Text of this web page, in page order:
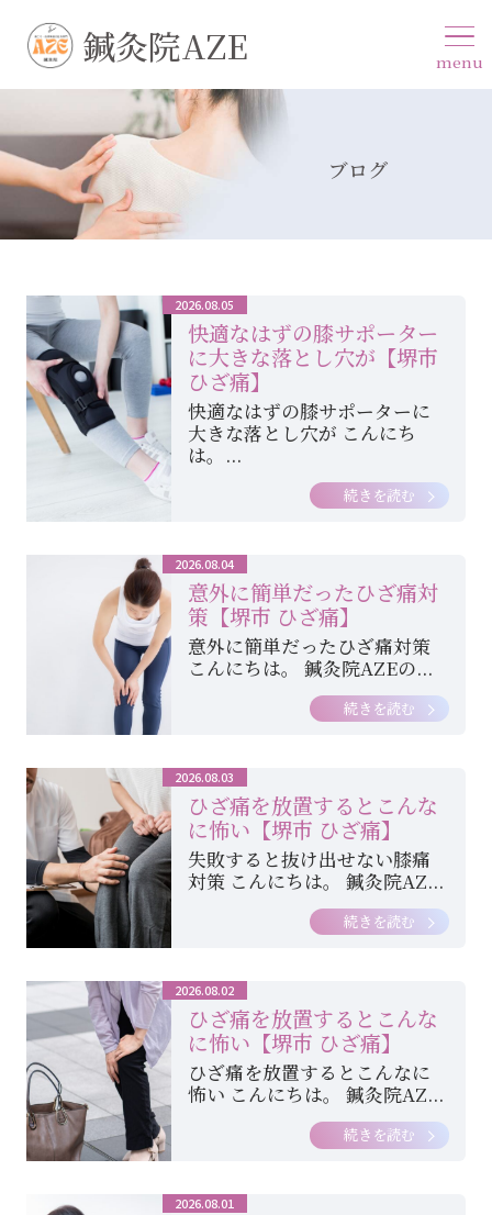
鍼灸院AZE menu
ブログ
2026.08.05
快適なはずの膝サポーター
に大きな落とし穴が【堺市
ひざ痛】
快適なはずの膝サポーターに
大きな落とし穴が こんにち
は。...
続きを読む
2026.08.04
意外に簡単だったひざ痛対
策【堺市 ひざ痛】
意外に簡単だったひざ痛対策
こんにちは。 鍼灸院AZEの...
続きを読む
2026.08.03
ひざ痛を放置するとこんな
に怖い【堺市 ひざ痛】
失敗すると抜け出せない膝痛
対策 こんにちは。 鍼灸院AZ...
続きを読む
2026.08.02
ひざ痛を放置するとこんな
に怖い【堺市 ひざ痛】
ひざ痛を放置するとこんなに
怖い こんにちは。 鍼灸院AZ...
続きを読む
2026.08.01